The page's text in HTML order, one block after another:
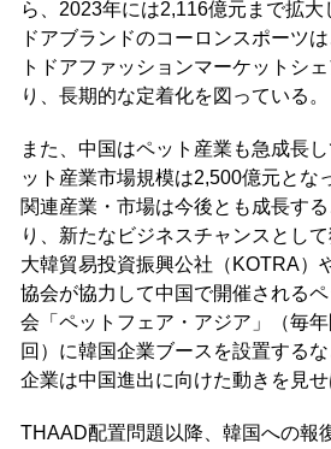
ら、2023年には2,116億元まで拡大
ドアブランドのコーロンスポーツ
トドアファッションマーケットシ
り、長期的な定着化を図っている。
また、中国はペット産業も急成長
ット産業市場規模は2,500億元とな
関連産業・市場は今後とも成長す
り、新たなビジネスチャンスとして
大韓貿易投資振興公社（KOTRA）
協会が協力して中国で開催される
会「ペットフェア・アジア」（毎
回）に韓国企業ブースを設置する
企業は中国進出に向けた動きを見せ
THAAD配置問題以降、韓国への報